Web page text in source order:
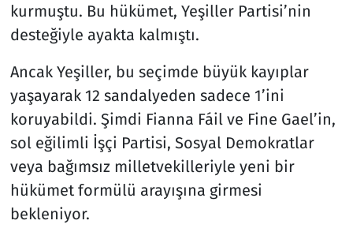
kurmuştu. Bu hükümet, Yeşiller Partisi’nin
desteğiyle ayakta kalmıştı.
Ancak Yeşiller, bu seçimde büyük kayıplar
yaşayarak 12 sandalyeden sadece 1’ini
koruyabildi. Şimdi Fianna Fáil ve Fine Gael’in,
sol eğilimli İşçi Partisi, Sosyal Demokratlar
veya bağımsız milletvekilleriyle yeni bir
hükümet formülü arayışına girmesi
bekleniyor.